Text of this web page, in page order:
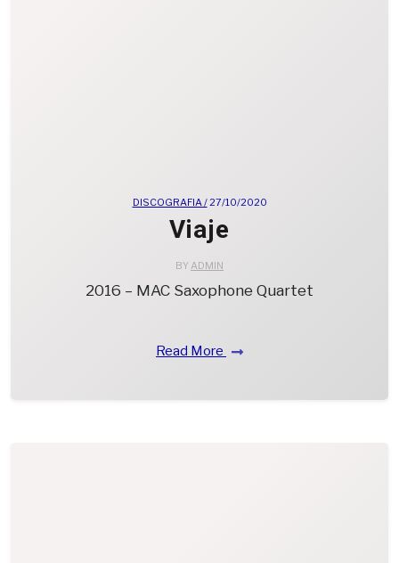
DISCOGRAFIA /27/10/2020
Viaje
BYADMIN
2016 – MAC Saxophone Quartet
Read More